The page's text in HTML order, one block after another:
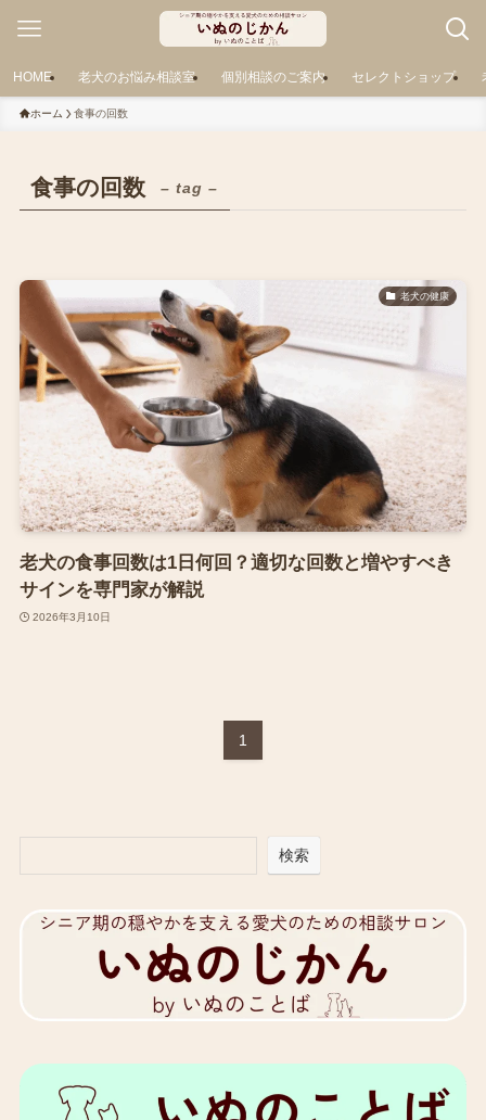
HOME 老犬のお悩み相談室 個別相談のご案内 セレクトショップ
ホーム 食事の回数
食事の回数 – tag –
老犬の健康
老犬の食事回数は1日何回？適切な回数と増やすべき
サインを専門家が解説
2026年3月10日
1
検索